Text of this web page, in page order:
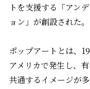
トを支援する「アン
ョン」が創設された。
ポップアートとは、
アメリカで発生し、
共通するイメージが多